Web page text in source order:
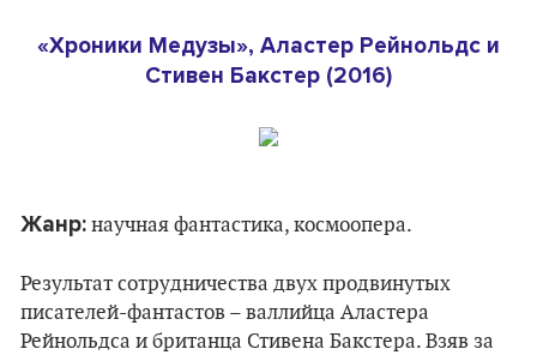
«Хроники Медузы», Аластер Рейнольдс и
Стивен Бакстер (2016)
Жанр: научная фантастика, космоопера.
Результат сотрудничества двух продвинутых
писателей-фантастов – валлийца Аластера
Рейнольдса и британца Стивена Бакстера. Взяв за